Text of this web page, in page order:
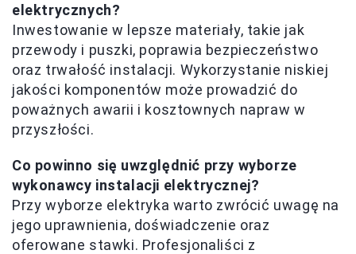
elektrycznych?
Inwestowanie w lepsze materiały, takie jak
przewody i puszki, poprawia bezpieczeństwo
oraz trwałość instalacji. Wykorzystanie niskiej
jakości komponentów może prowadzić do
poważnych awarii i kosztownych napraw w
przyszłości.
Co powinno się uwzględnić przy wyborze
wykonawcy instalacji elektrycznej?
Przy wyborze elektryka warto zwrócić uwagę na
jego uprawnienia, doświadczenie oraz
oferowane stawki. Profesjonaliści z